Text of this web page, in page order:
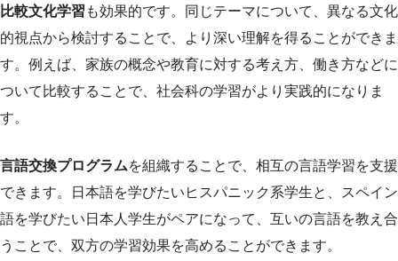
比較文化学習 も効果的です。同じテーマについて、異なる文化
的視点から検討することで、より深い理解を得ることができま
す。例えば、家族の概念や教育に対する考え方、働き方などに
ついて比較することで、社会科の学習がより実践的になりま
す。
言語交換プログラムを組織することで、相互の言語学習を支援
できます。日本語を学びたいヒスパニック系学生と、スペイン
語を学びたい日本人学生がペアになって、互いの言語を教え合
うことで、双方の学習効果を高めることができます。